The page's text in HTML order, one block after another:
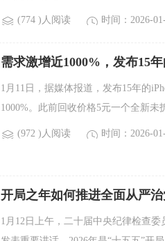
(774 )人阅读 时间：2026-
需求激增近1000%，发布15
1月11日，据媒体报道，发布15年的
1000%。此前回收价格5元一个全新
(972 )人阅读 时间：2026-
开局之年如何推进全面从严
1月12日上午，二十届中央纪律检查